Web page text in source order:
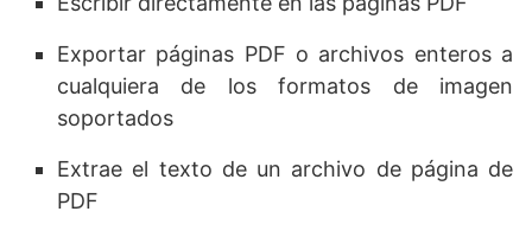
Exportar páginas PDF o archivos enteros a
cualquiera de los formatos de imagen
soportados
Extrae el texto de un archivo de página de
PDF